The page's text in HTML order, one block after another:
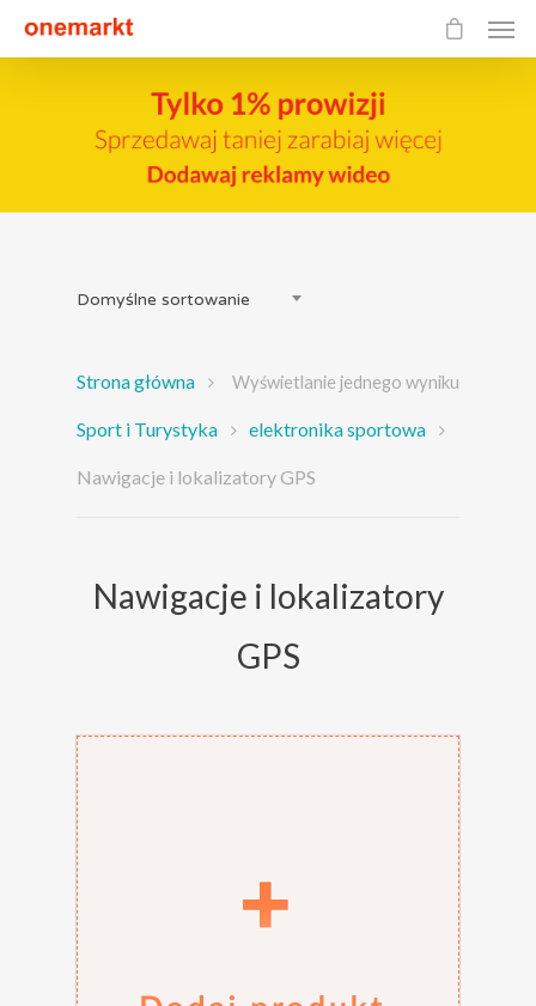
Domyślne sortowanie
Wyświetlanie jednego wyniku
Strona główna
Sport i Turystyka elektronika sportowa
Nawigacje i lokalizatory GPS
Nawigacje i lokalizatory
GPS